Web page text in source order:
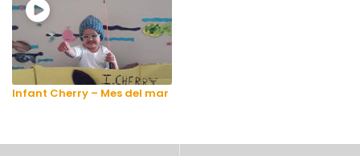
Infant Cherry – Mes del mar